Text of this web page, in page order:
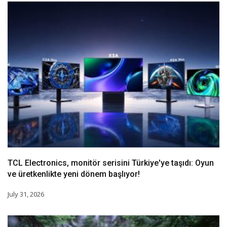
TCL Electronics, monitör serisini Türkiye'ye taşıdı: Oyun
ve üretkenlikte yeni dönem başlıyor!
July 31, 2026